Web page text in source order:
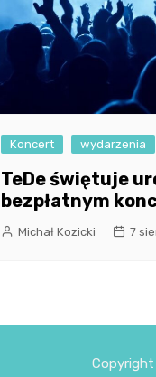
Koncert wydarzenia
TeDe świętuje
bezpłatnym
Michał Kozicki 7
Copyright